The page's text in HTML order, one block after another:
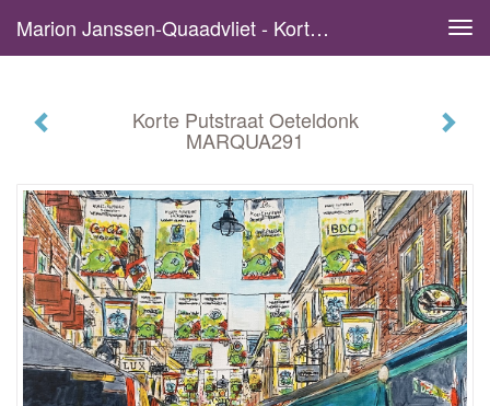
Marion Janssen-Quaadvliet - Korte Putstraat Oeteldonk MARQUA291
Korte Putstraat Oeteldonk
MARQUA291